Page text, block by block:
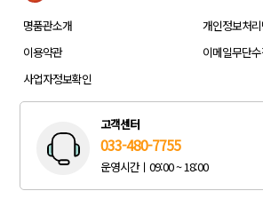
명품관소개 개인정보처
이용약관
이메일무단
사업자정보확인
고객센터
033-480-7755
운영시간ㅣ09:00 ~ 18:00